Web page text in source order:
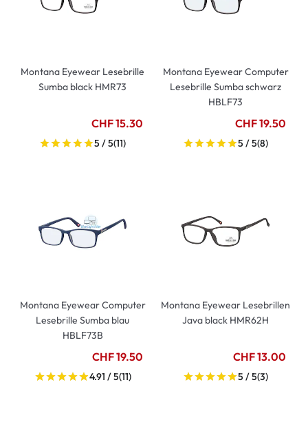
Montana Eyewear Lesebrille
Sumba black HMR73
CHF 15.30
5 / 5(11)
Montana Eyewear Computer
Lesebrille Sumba schwarz
HBLF73
CHF 19.50
5 / 5(8)
Montana Eyewear Computer
Lesebrille Sumba blau
HBLF73B
CHF 19.50
4.91 / 5(11)
Montana Eyewear Lesebrillen
Java black HMR62H
CHF 13.00
5 / 5(3)